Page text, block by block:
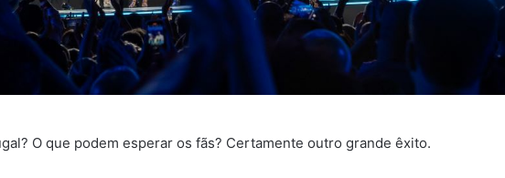
O que podem esperar os fãs? Certamente outro grande êxito.